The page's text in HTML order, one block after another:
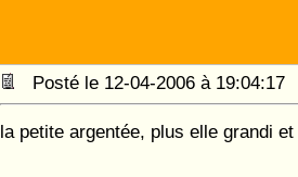
Posté le 12-04-2006 à
la petite argentée, plus elle grandi